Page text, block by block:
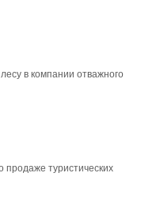
в компании отважного
туристических